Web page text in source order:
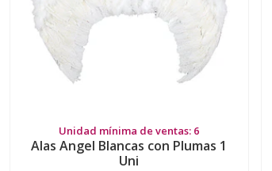
Unidad mínima de ventas: 6
Alas Angel Blancas con Plumas 1
Uni